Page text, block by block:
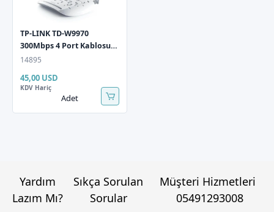
TP-LINK TD-W9970
300Mbps 4 Port Kablosuz
ADSL2+/ VDSL2 Modem/
14895
45,00 USD
KDV Hariç
Adet
Yardım
Lazım Mı?
Sıkça Sorulan
Sorular
Müşteri Hizmetleri
05491293008